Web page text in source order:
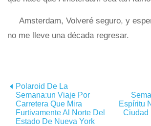
Amsterdam, Volveré seguro, y
no me lleve una década regresar.
Polaroid De La
Semana:un Viaje Por
Carretera Que Mira
Furtivamente Al Norte Del
Estado De Nueva York
Espíritu
Ciudad